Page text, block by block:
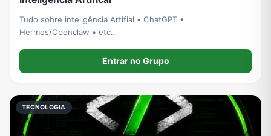
Tudo sobre inteligência Artifial • ChatGPT •
Hermes/Openclaw • etc..
Entrar no Grupo
TECNOLOGIA